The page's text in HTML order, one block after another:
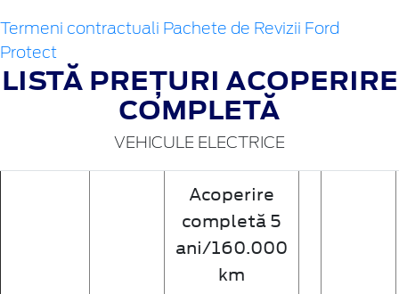
Termeni contractuali Pachete de Revizii Ford
Protect
LISTĂ PREȚURI ACOPERIRE
COMPLETĂ
VEHICULE ELECTRICE
Acoperire
completă 5
ani/160.000
km